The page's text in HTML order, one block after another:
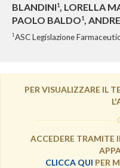
BLANDINI1, LORELLA
PAOLO BALDO1,
1ASC Legislazione
PER VISUALIZZARE IL
ACCEDERE TRAMITE
CLICCA QUI PER